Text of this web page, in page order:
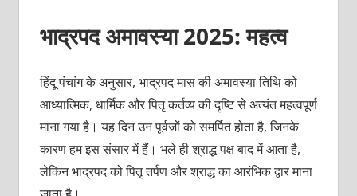
भाद्रपद अमावस्या 2025: महत्व
हिंदू पंचांग के अनुसार, भाद्रपद मास की अमावस्या तिथि को
आध्यात्मिक, धार्मिक और पितृ कर्तव्य की दृष्टि से अत्यंत महत्वपूर्ण
माना गया है। यह दिन उन पूर्वजों को समर्पित होता है, जिनके
कारण हम इस संसार में हैं। भले ही श्राद्ध पक्ष बाद में आता है,
लेकिन भाद्रपद को पितृ तर्पण और श्राद्ध का आरंभिक द्वार माना